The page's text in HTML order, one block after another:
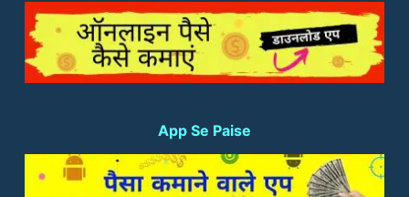
App Se Paise